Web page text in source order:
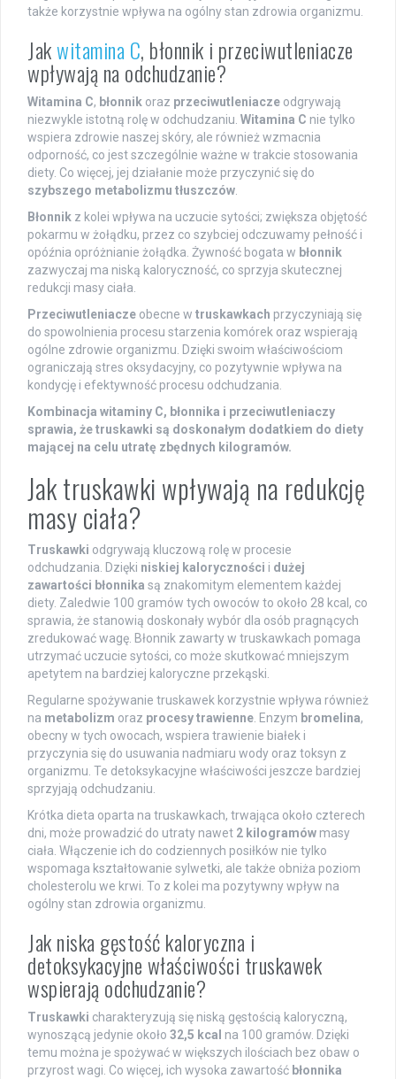
także korzystnie wpływa na ogólny stan zdrowia organizmu.
Jakwitamina C, błonnik i przeciwutleniacze
wpływają na odchudzanie?
Witamina C, błonnik oraz przeciwutleniacze odgrywają
niezwykle istotną rolę w odchudzaniu. Witamina C nie tylko
wspiera zdrowie naszej skóry, ale również wzmacnia
odporność, co jest szczególnie ważne w trakcie stosowania
diety. Co więcej, jej działanie może przyczynić się do
szybszego metabolizmu tłuszczów.
Błonnik z kolei wpływa na uczucie sytości; zwiększa objętość
pokarmu w żołądku, przez co szybciej odczuwamy pełność i
opóźnia opróżnianie żołądka. Żywność bogata w błonnik
zazwyczaj ma niską kaloryczność, co sprzyja skutecznej
redukcji masy ciała.
Przeciwutleniacze obecne w truskawkach przyczyniają się
do spowolnienia procesu starzenia komórek oraz wspierają
ogólne zdrowie organizmu. Dzięki swoim właściwościom
ograniczają stres oksydacyjny, co pozytywnie wpływa na
kondycję i efektywność procesu odchudzania.
Kombinacja witaminy C, błonnika i przeciwutleniaczy
sprawia, że truskawki są doskonałym dodatkiem do diety
mającej na celu utratę zbędnych kilogramów.
Jak truskawki wpływają na redukcję
masy ciała?
Truskawki odgrywają kluczową rolę w procesie
odchudzania. Dzięki niskiej kaloryczności i dużej
zawartości błonnika są znakomitym elementem każdej
diety. Zaledwie 100 gramów tych owoców to około 28 kcal, co
sprawia, że stanowią doskonały wybór dla osób pragnących
zredukować wagę. Błonnik zawarty w truskawkach pomaga
utrzymać uczucie sytości, co może skutkować mniejszym
apetytem na bardziej kaloryczne przekąski.
Regularne spożywanie truskawek korzystnie wpływa również
na metabolizm oraz procesy trawienne. Enzym bromelina,
obecny w tych owocach, wspiera trawienie białek i
przyczynia się do usuwania nadmiaru wody oraz toksyn z
organizmu. Te detoksykacyjne właściwości jeszcze bardziej
sprzyjają odchudzaniu.
Krótka dieta oparta na truskawkach, trwająca około czterech
dni, może prowadzić do utraty nawet 2 kilogramów masy
ciała. Włączenie ich do codziennych posiłków nie tylko
wspomaga kształtowanie sylwetki, ale także obniża poziom
cholesterolu we krwi. To z kolei ma pozytywny wpływ na
ogólny stan zdrowia organizmu.
Jak niska gęstość kaloryczna i
detoksykacyjne właściwości truskawek
wspierają odchudzanie?
Truskawki charakteryzują się niską gęstością kaloryczną,
wynoszącą jedynie około 32,5 kcal na 100 gramów. Dzięki
temu można je spożywać w większych ilościach bez obaw o
przyrost wagi. Co więcej, ich wysoka zawartość błonnika